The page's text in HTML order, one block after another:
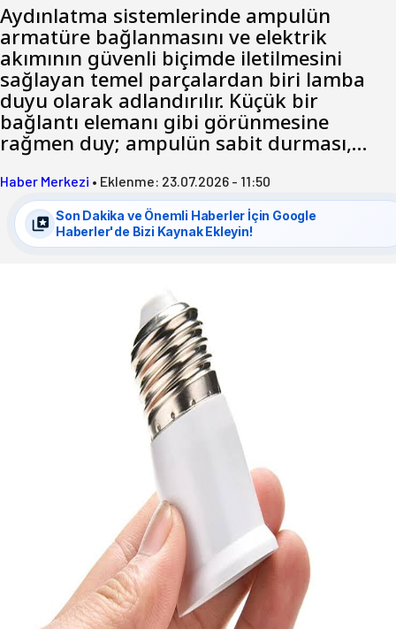
Aydınlatma sistemlerinde ampulün
armatüre bağlanmasını ve elektrik
akımının güvenli biçimde iletilmesini
sağlayan temel parçalardan biri lamba
duyu olarak adlandırılır. Küçük bir
bağlantı elemanı gibi görünmesine
rağmen duy; ampulün sabit durması,…
Haber Merkezi • Eklenme: 23.07.2026 - 11:50
Son Dakika ve Önemli Haberler İçin Google
Haberler'de Bizi Kaynak Ekleyin!